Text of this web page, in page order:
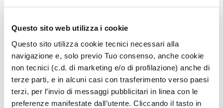
Questo sito web utilizza i cookie
Questo sito utilizza cookie tecnici necessari alla
navigazione e, solo previo Tuo consenso, anche cookie
non tecnici (c.d. di marketing e/o di profilazione) anche di
terze parti, e in alcuni casi con trasferimento verso paesi
terzi, per l’invio di messaggi pubblicitari in linea con le
preferenze manifestate dall’utente. Cliccando il tasto in